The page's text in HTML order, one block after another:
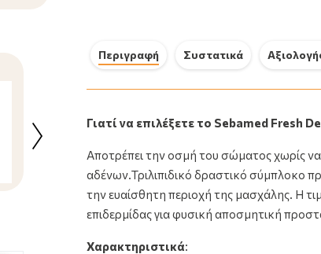
Περιγραφή Συστατικά
Γιατί να επιλέξετε το Sebamed Fresh
Αποτρέπει την οσμή του σώματος χωρίς
αδένων.Τριλιπιδικό δραστικό σύμπλοκο
την ευαίσθητη περιοχή της μασχάλης. Η
επιδερμίδας για φυσική αποσμητική
Χαρακτηριστικά:
Macrovita Φυσικός Αποσμητικός
Κρύσταλλος Roll-On Natural 50 ml
6.69€